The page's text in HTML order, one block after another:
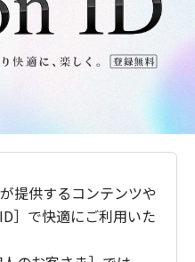
提供するコンテンツや
］で快適にご利用いた